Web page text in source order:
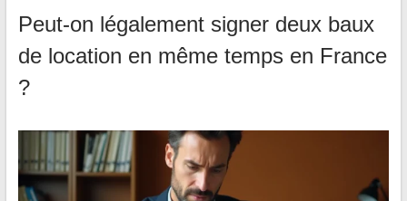
Peut-on légalement signer deux baux
de location en même temps en France
?